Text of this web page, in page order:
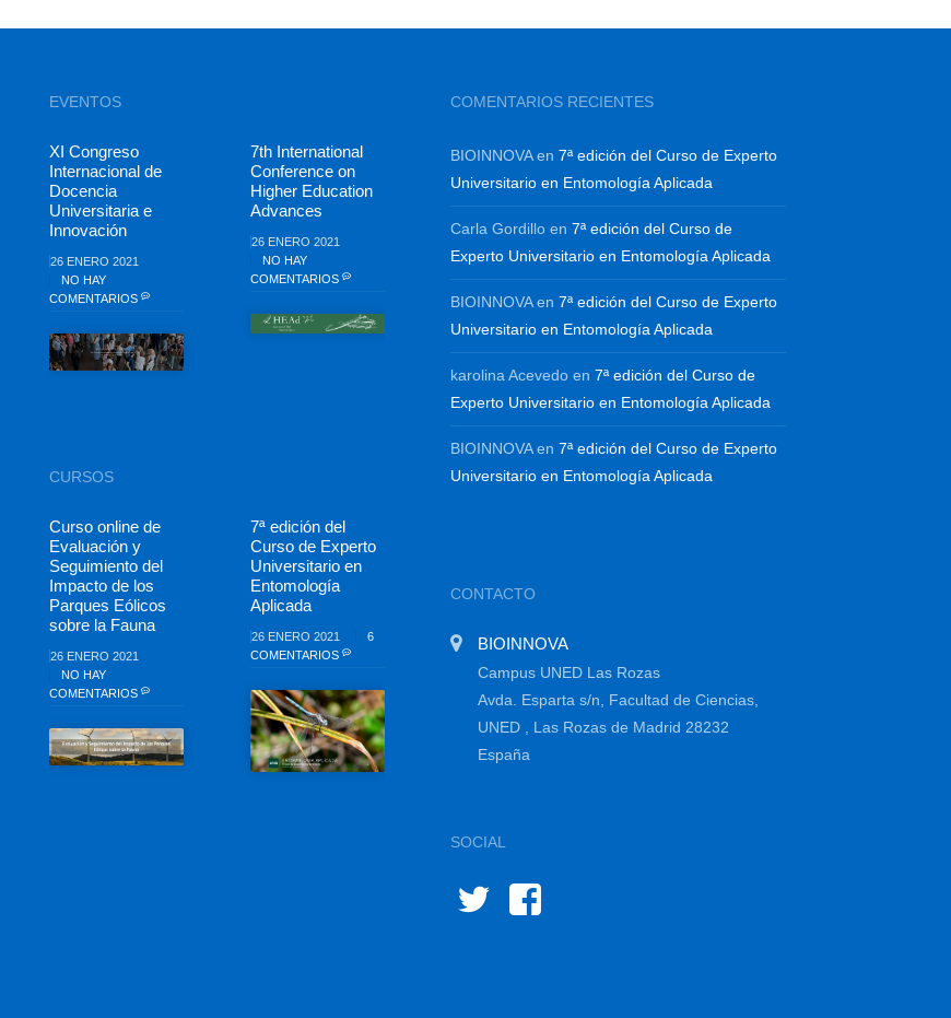
EVENTOS
XI Congreso
Internacional de
Docencia
Universitaria e
Innovación
26 ENERO 2021
NO HAY
COMENTARIOS
7th International
Conference on
Higher Education
Advances
26 ENERO 2021
NO HAY
COMENTARIOS
CURSOS
Curso online de
Evaluación y
Seguimiento del
Impacto de los
Parques Eólicos
sobre la Fauna
26 ENERO 2021
NO HAY
COMENTARIOS
7ª edición del
Curso de Experto
Universitario en
Entomología
Aplicada
26 ENERO 2021
6
COMENTARIOS
COMENTARIOS RECIENTES
BIOINNOVAen7ª edición del Curso de Experto
Universitario en Entomología Aplicada
Carla Gordillo en7ª edición del Curso de
Experto Universitario en Entomología Aplicada
BIOINNOVAen7ª edición del Curso de Experto
Universitario en Entomología Aplicada
karolina Acevedo en7ª edición del Curso de
Experto Universitario en Entomología Aplicada
BIOINNOVAen7ª edición del Curso de Experto
Universitario en Entomología Aplicada
CONTACTO
BIOINNOVA
Campus UNED Las Rozas
Avda. Esparta s/n, Facultad de Ciencias,
UNED , Las Rozas de Madrid 28232
España
SOCIAL